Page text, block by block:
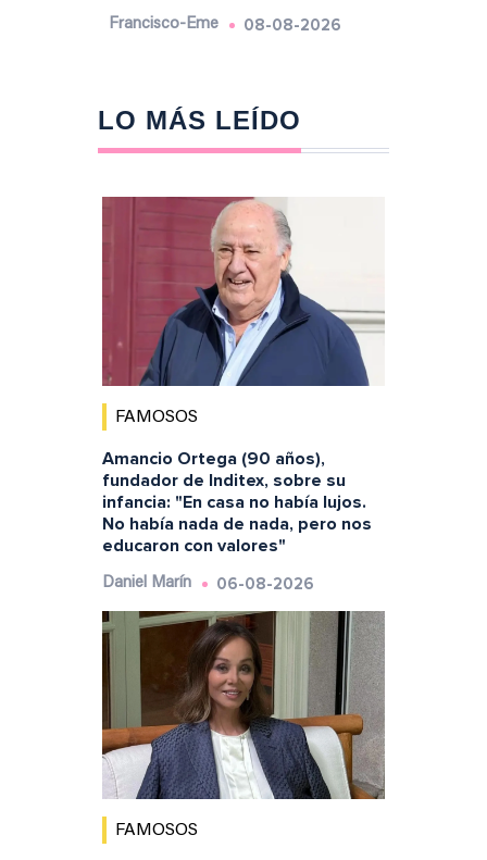
Francisco-Eme 08-08-2026
LO MÁS LEÍDO
FAMOSOS
Amancio Ortega (90 años),
fundador de Inditex, sobre su
infancia: "En casa no había lujos.
No había nada de nada, pero nos
educaron con valores"
Daniel Marín 06-08-2026
FAMOSOS